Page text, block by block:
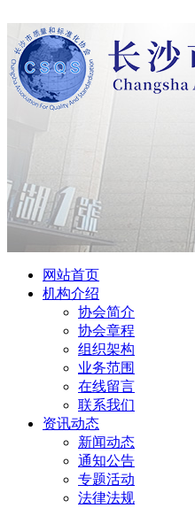
网站首页
机构介绍
协会简介
协会章程
组织架构
业务范围
在线留言
联系我们
资讯动态
新闻动态
通知公告
专题活动
法律法规